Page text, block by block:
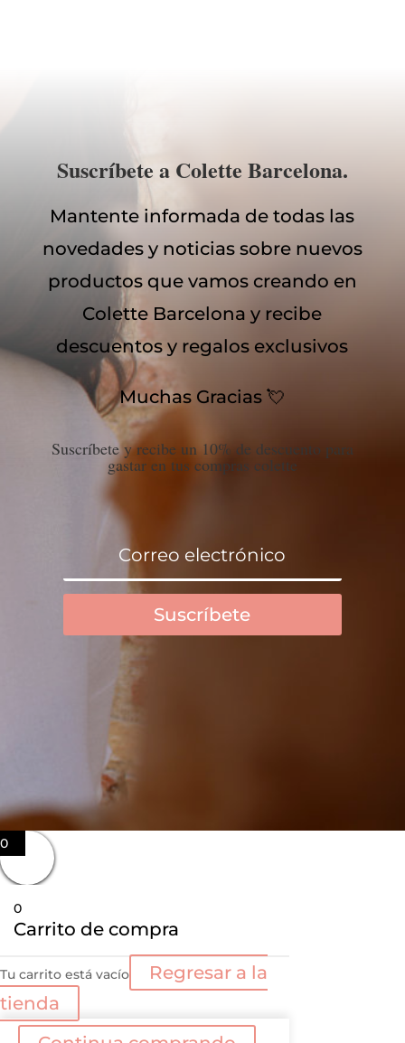
Suscríbete a Colette Barcelona.
Mantente informada de todas las
novedades y noticias sobre nuevos
productos que vamos creando en
Colette Barcelona y recibe
descuentos y regalos exclusivos
Muchas Gracias 💘
Suscríbete y recibe un 10% de descuento para
gastar en tus compras colette
Suscríbete
0
0
Carrito de compra
Tu carrito está vacío
Regresar a la
tienda